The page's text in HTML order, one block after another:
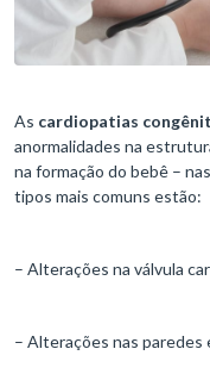
As cardiopatias
anormalidades na
na formação do bebê –
tipos mais comuns estão:
– Alterações na válvula
– Alterações nas